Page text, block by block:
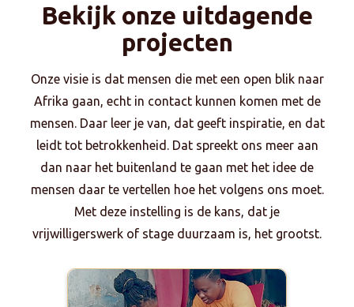
Bekijk onze uitdagende
projecten
Onze visie is dat mensen die met een open blik naar
Afrika gaan, echt in contact kunnen komen met de
mensen. Daar leer je van, dat geeft inspiratie, en dat
leidt tot betrokkenheid. Dat spreekt ons meer aan
dan naar het buitenland te gaan met het idee de
mensen daar te vertellen hoe het volgens ons moet.
Met deze instelling is de kans, dat je
vrijwilligerswerk of stage duurzaam is, het grootst.